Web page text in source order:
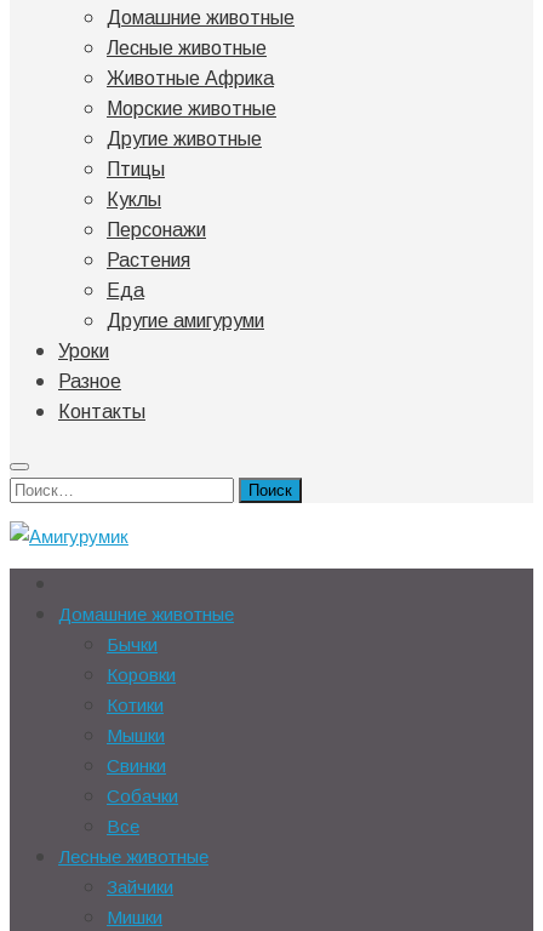
Домашние животные
Лесные животные
Животные Африка
Морские животные
Другие животные
Птицы
Куклы
Персонажи
Растения
Еда
Другие амигуруми
Уроки
Разное
Контакты
Найти:
Домашние животные
Бычки
Коровки
Котики
Мышки
Свинки
Собачки
Все
Лесные животные
Зайчики
Мишки